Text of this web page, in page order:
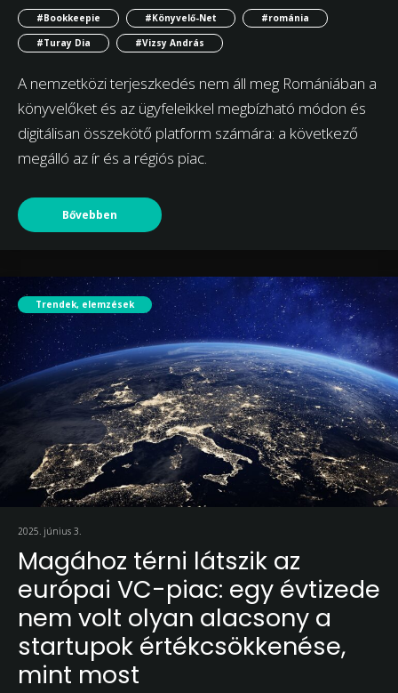
#Bookkeepie #Könyvelő-Net
#románia
#Turay Dia
#Vizsy András
A nemzetközi terjeszkedés nem áll meg Romániában a
könyvelőket és az ügyfeleikkel megbízható módon és
digitálisan összekötő platform számára: a következő
megálló az ír és a régiós piac.
Bővebben
Trendek, elemzések
2025. június 3.
Magához térni látszik az
európai VC-piac: egy évtizede
nem volt olyan alacsony a
startupok értékcsökkenése,
mint most